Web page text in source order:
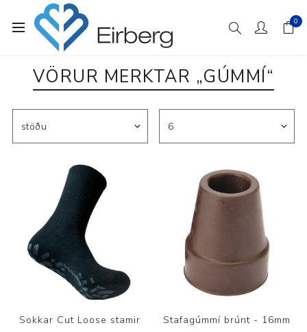
0
VÖRUR MERKTAR „GÚMMÍ“
Sokkar Cut Loose stamir Stafagúmmí brúnt - 16mm